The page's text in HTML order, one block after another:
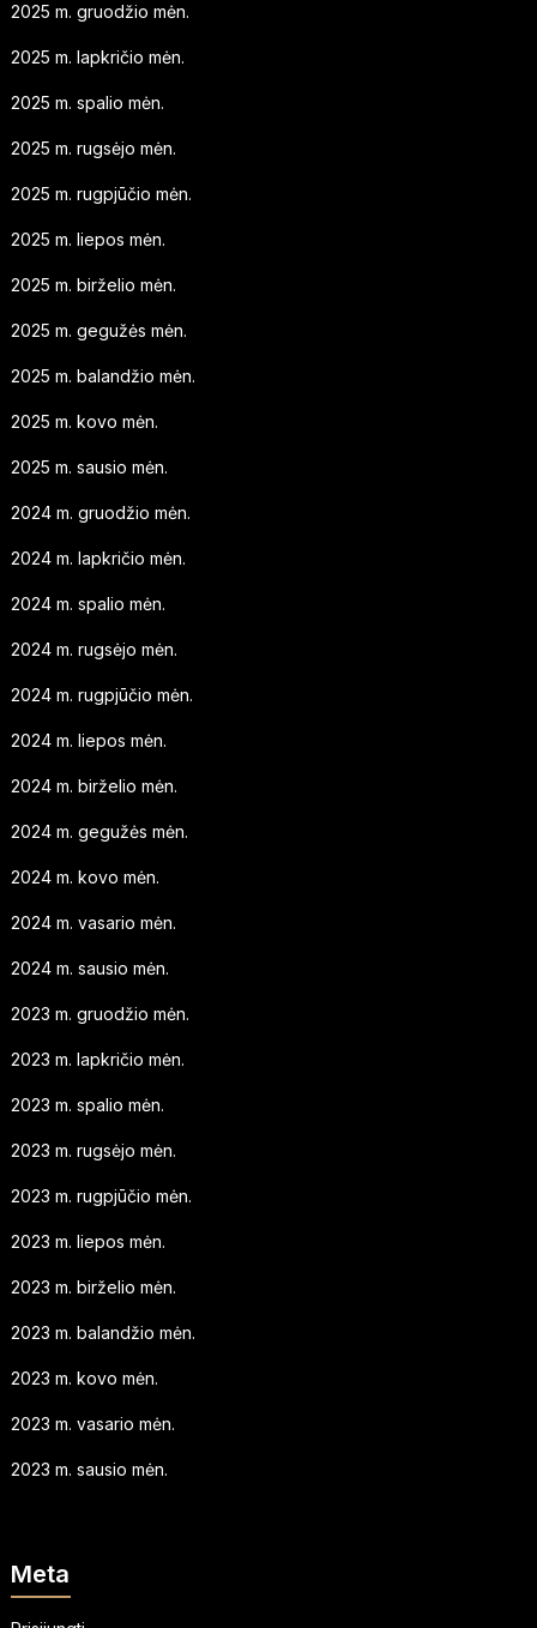
2025 m. gruodžio mėn.
2025 m. lapkričio mėn.
2025 m. spalio mėn.
2025 m. rugsėjo mėn.
2025 m. rugpjūčio mėn.
2025 m. liepos mėn.
2025 m. birželio mėn.
2025 m. gegužės mėn.
2025 m. balandžio mėn.
2025 m. kovo mėn.
2025 m. sausio mėn.
2024 m. gruodžio mėn.
2024 m. lapkričio mėn.
2024 m. spalio mėn.
2024 m. rugsėjo mėn.
2024 m. rugpjūčio mėn.
2024 m. liepos mėn.
2024 m. birželio mėn.
2024 m. gegužės mėn.
2024 m. kovo mėn.
2024 m. vasario mėn.
2024 m. sausio mėn.
2023 m. gruodžio mėn.
2023 m. lapkričio mėn.
2023 m. spalio mėn.
2023 m. rugsėjo mėn.
2023 m. rugpjūčio mėn.
2023 m. liepos mėn.
2023 m. birželio mėn.
2023 m. balandžio mėn.
2023 m. kovo mėn.
2023 m. vasario mėn.
2023 m. sausio mėn.
Meta